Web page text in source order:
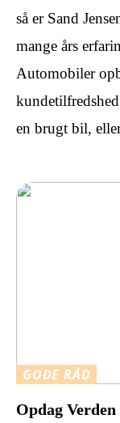
så er Sand
mange års
Automobiler
en brugt bil,
GODE RÅD
Opdag